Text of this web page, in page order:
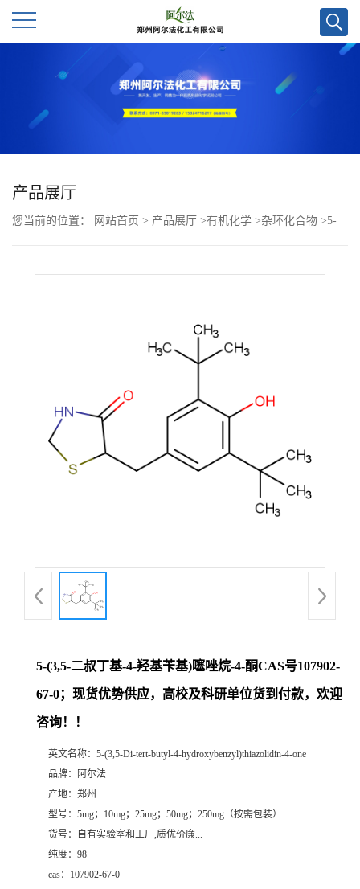
公
厅
产品展厅
您当前的位置： 网站首页 > 产品展厅 >有机化学 >杂环化合物 >5-
5-(3,5-二叔丁基-4-羟基苄基)噻唑烷-4-酮CAS号107902-
67-0；现货优势供应，高校及科研单位货到付款，欢迎
咨询！！
英文名称： 5-(3,5-Di-tert-butyl-4-hydroxybenzyl)thiazolidin-4-one
品牌：
阿尔法
产地： 郑州
型号： 5mg；10mg；25mg；50mg；250mg（按需包装）
货号：
自有实验室和工厂,质优价廉...
纯度： 98
cas： 107902-67-0